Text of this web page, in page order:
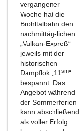
vergangener
Woche hat die
Brohltalbahn den
nachmittäg-lichen
„Vulkan-Expreß“
jeweils mit der
historischen
Dampflok „11 sm“
bespannt. Das
Angebot während
der Sommerferien
kann abschließend
als voller Erfolg